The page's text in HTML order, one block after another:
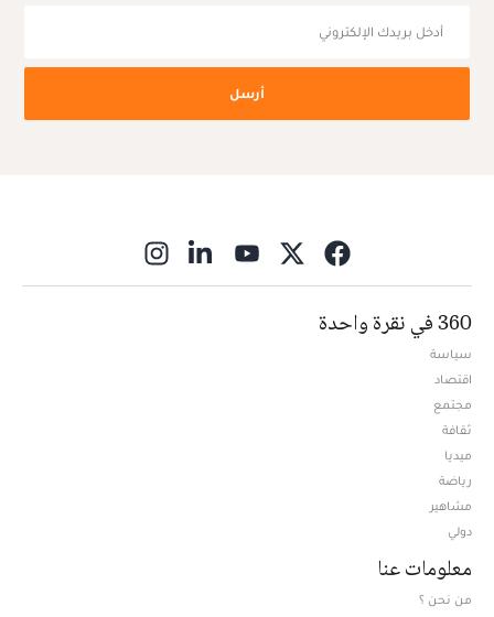
أرسل
360 في نقرة واحدة
سياسة
اقتصاد
مجتمع
ثقافة
ميديا
رياضة
مشاهير
دولي
معلومات عنا
من نحن ؟